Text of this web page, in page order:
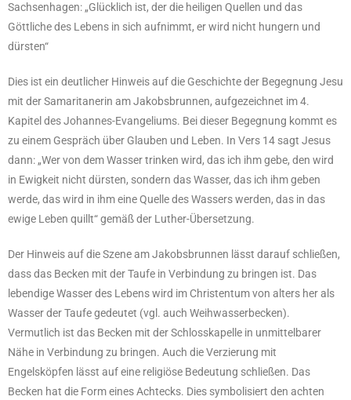
Sachsenhagen: „Glücklich ist, der die heiligen Quellen und das
Göttliche des Lebens in sich aufnimmt, er wird nicht hungern und
dürsten“
Dies ist ein deutlicher Hinweis auf die Geschichte der Begegnung Jesu
mit der Samaritanerin am Jakobsbrunnen, aufgezeichnet im 4.
Kapitel des Johannes-Evangeliums. Bei dieser Begegnung kommt es
zu einem Gespräch über Glauben und Leben. In Vers 14 sagt Jesus
dann: „Wer von dem Wasser trinken wird, das ich ihm gebe, den wird
in Ewigkeit nicht dürsten, sondern das Wasser, das ich ihm geben
werde, das wird in ihm eine Quelle des Wassers werden, das in das
ewige Leben quillt“ gemäß der Luther-Übersetzung.
Der Hinweis auf die Szene am Jakobsbrunnen lässt darauf schließen,
dass das Becken mit der Taufe in Verbindung zu bringen ist. Das
lebendige Wasser des Lebens wird im Christentum von alters her als
Wasser der Taufe gedeutet (vgl. auch Weihwasserbecken).
Vermutlich ist das Becken mit der Schlosskapelle in unmittelbarer
Nähe in Verbindung zu bringen. Auch die Verzierung mit
Engelsköpfen lässt auf eine religiöse Bedeutung schließen. Das
Becken hat die Form eines Achtecks. Dies symbolisiert den achten